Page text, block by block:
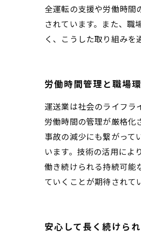
全運転の支援や労働時間
されています。また、職
く、こうした取り組みを
労働時間管理と職場
運送業は社会のライフラ
労働時間の管理が厳格化
事故の減少にも繋がって
います。技術の活用によ
働き続けられる持続可能
ていくことが期待されて
安心して長く続けら